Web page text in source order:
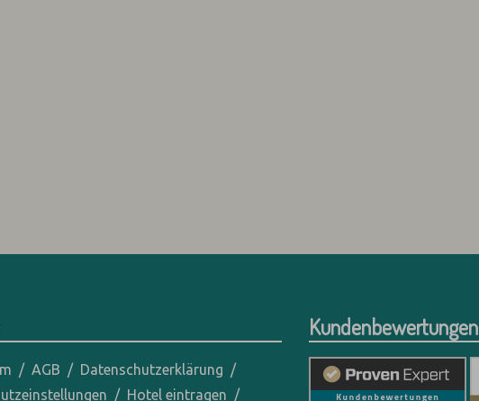
AGB
Datenschutzerklärung
Hotel eintragen
Kundenbewertungen